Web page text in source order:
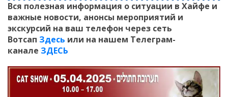
Вся полезная информация о ситуации в Хайфе и
важные новости, анонсы мероприятий и
экскурсий на ваш телефон через сеть
Вотсап Здесь или на нашем Телеграм-
канале ЗДЕСЬ